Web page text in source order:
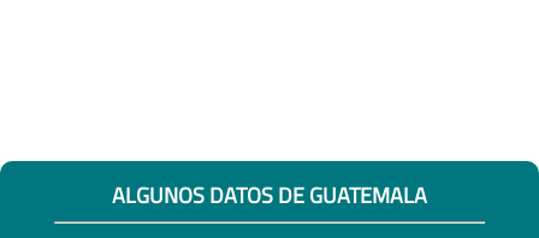
ALGUNOS DATOS DE GUATEMALA